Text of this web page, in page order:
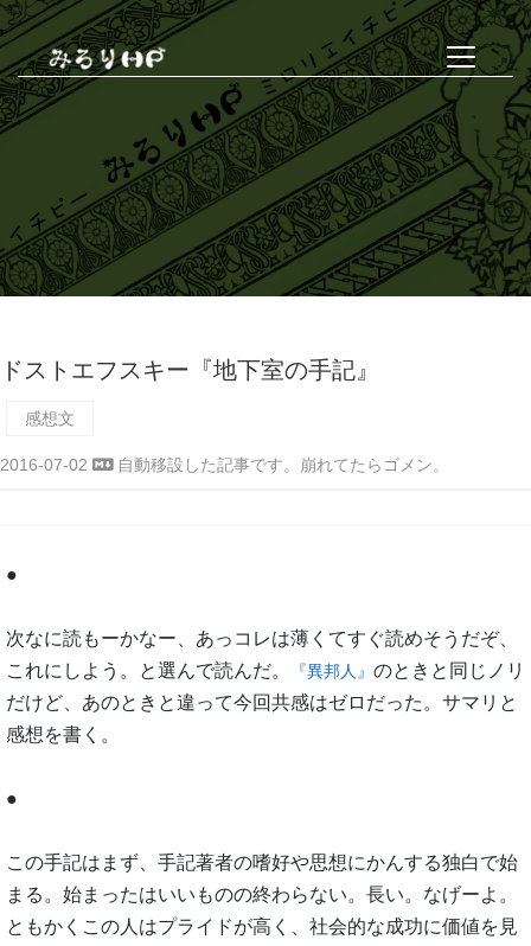
ドストエフスキー『地下室の手記』
感想文
2016-07-02 自動移設した記事です。崩れてたらゴメン。
●
次なに読もーかなー、あっコレは薄くてすぐ読めそうだぞ、
これにしよう。と選んで読んだ。
『異邦人』 のときと同じノリ
だけど、あのときと違って今回共感はゼロだった。サマリと
感想を書く。
●
この手記はまず、手記著者の嗜好や思想にかんする独白で始
まる。始まったはいいものの終わらない。長い。なげーよ。
ともかくこの人はプライドが高く、社会的な成功に価値を見